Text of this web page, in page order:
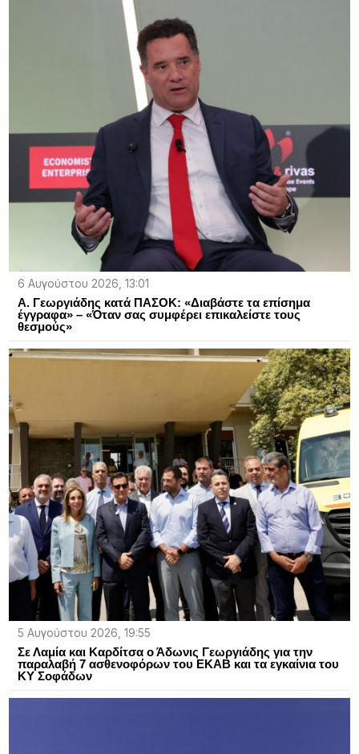
6 Αυγούστου 2026, 13:01
Α. Γεωργιάδης κατά ΠΑΣΟΚ: «Διαβάστε τα επίσημα
έγγραφα» – «Όταν σας συμφέρει επικαλείστε τους
θεσμούς»
5 Αυγούστου 2026, 19:55
Σε Λαμία και Καρδίτσα ο Άδωνις Γεωργιάδης για την
παραλαβή 7 ασθενοφόρων του ΕΚΑΒ και τα εγκαίνια του
ΚΥ Σοφάδων